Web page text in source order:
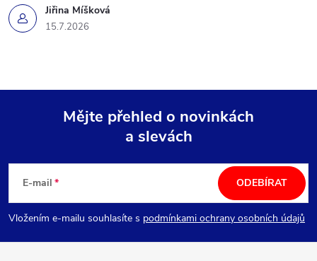
Jiřina Míšková
15.7.2026
p
Mějte přehled o novinkách
a slevách
E-mail
Vložením e-mailu souhlasíte s podmínkami ochrany osobních údajů
ODEBÍRAT